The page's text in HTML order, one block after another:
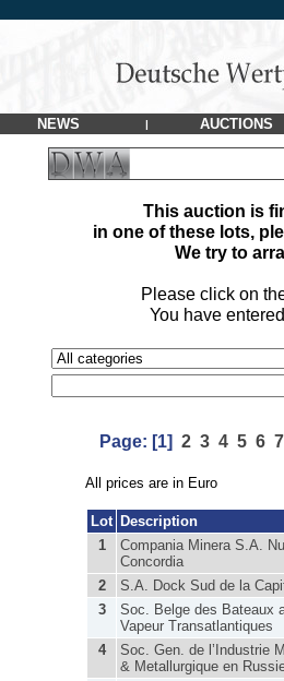
NEWS | AUCTIONS
This auction is
in one of these lots,
We try to
Please click on
You have
Page: [1] 2 3 4 5 6 7
All prices are in Euro
Lot Description
1
Compania Minera S.A.
Concordia
2
S.A. Dock Sud de la
3
Soc. Belge des Bateaux
Vapeur Transatlantiques
4
Soc. Gen. de l’Industrie
& Metallurgique en